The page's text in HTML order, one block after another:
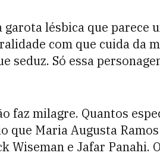
lésbica que parece
com que cuida da
seduz. Só essa
faz milagre. Quantos
que Maria Augusta
e Jafar Panahi.